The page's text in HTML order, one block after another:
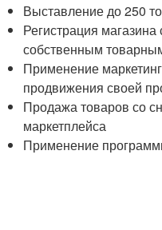
Выставление до 250
Регистрация
собственным
Применение
продвижения своей
Продажа товаров со
маркетплейса
Применение